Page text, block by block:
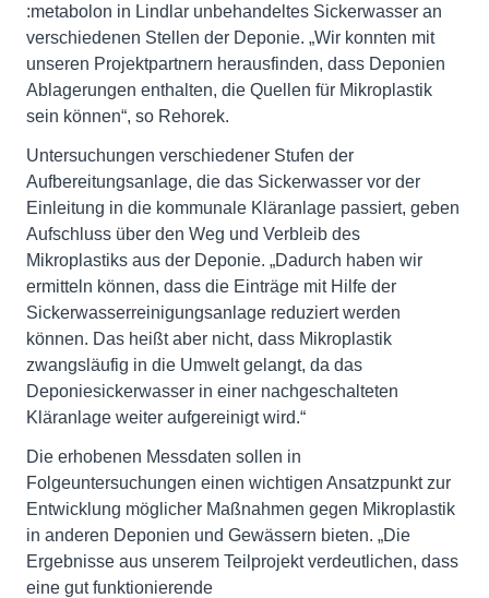
:metabolon in Lindlar unbehandeltes Sickerwasser an
verschiedenen Stellen der Deponie. „Wir konnten mit
unseren Projektpartnern herausfinden, dass Deponien
Ablagerungen enthalten, die Quellen für Mikroplastik
sein können“, so Rehorek.
Untersuchungen verschiedener Stufen der
Aufbereitungsanlage, die das Sickerwasser vor der
Einleitung in die kommunale Kläranlage passiert, geben
Aufschluss über den Weg und Verbleib des
Mikroplastiks aus der Deponie. „Dadurch haben wir
ermitteln können, dass die Einträge mit Hilfe der
Sickerwasserreinigungsanlage reduziert werden
können. Das heißt aber nicht, dass Mikroplastik
zwangsläufig in die Umwelt gelangt, da das
Deponiesickerwasser in einer nachgeschalteten
Kläranlage weiter aufgereinigt wird.“
Die erhobenen Messdaten sollen in
Folgeuntersuchungen einen wichtigen Ansatzpunkt zur
Entwicklung möglicher Maßnahmen gegen Mikroplastik
in anderen Deponien und Gewässern bieten. „Die
Ergebnisse aus unserem Teilprojekt verdeutlichen, dass
eine gut funktionierende